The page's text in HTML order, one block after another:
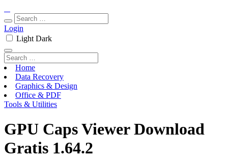
Login
Light Dark
Home
Data Recovery
Graphics & Design
Office & PDF
Tools & Utilities
GPU Caps Viewer Download
Gratis 1.64.2